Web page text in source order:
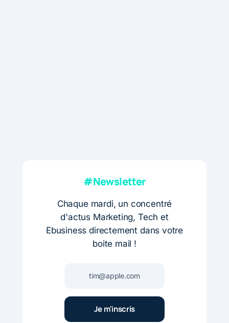
#Newsletter
Chaque mardi, un concentré
d'actus Marketing, Tech et
Ebusiness directement dans votre
boite mail !